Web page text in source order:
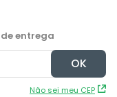
Não sei meu CEP